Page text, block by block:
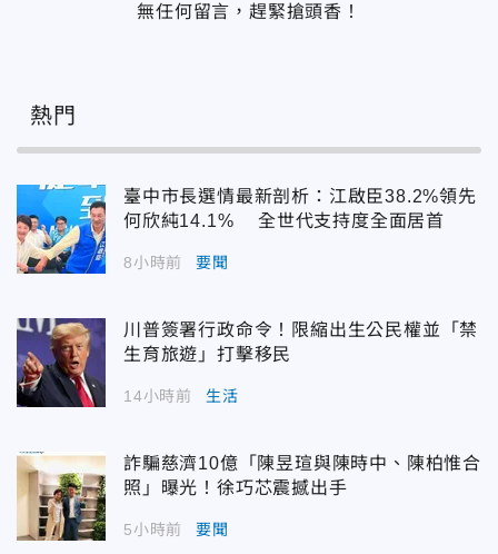
無任何留言，趕緊搶頭香！
熱門
臺中市長選情最新剖析：江啟臣38.2%領先
何欣純14.1% 全世代支持度全面居首
8小時前 要聞
川普簽署行政命令！限縮出生公民權並「禁
生育旅遊」打擊移民
14小時前 生活
詐騙慈濟10億「陳昱瑄與陳時中、陳柏惟合
照」曝光！徐巧芯震撼出手
5小時前 要聞